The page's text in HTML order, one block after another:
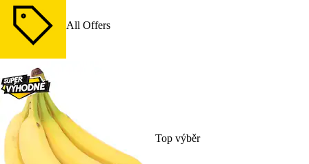
All Offers
Top výběr